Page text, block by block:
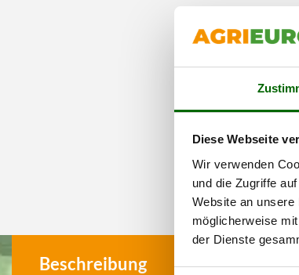
Diese Webseite
Wir verwenden
und die Zugriffe
Website an
möglicherweise
der Dienste
Beschreibung